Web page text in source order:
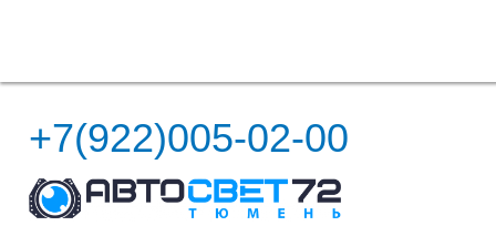
+7(922)005-02-00